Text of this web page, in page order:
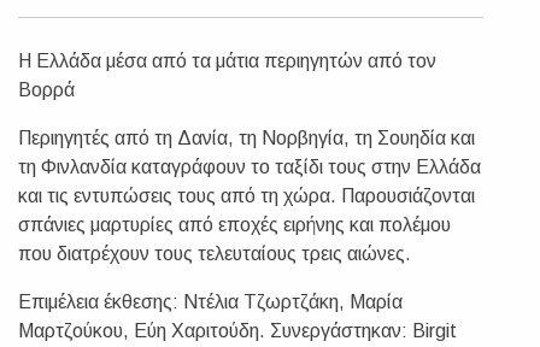
Η Ελλάδα μέσα από τα μάτια περιηγητών από τον
Βορρά
Περιηγητές από τη Δανία, τη Νορβηγία, τη Σουηδία και
τη Φινλανδία καταγράφουν το ταξίδι τους στην Ελλάδα
και τις εντυπώσεις τους από τη χώρα. Παρουσιάζονται
σπάνιες μαρτυρίες από εποχές ειρήνης και πολέμου
που διατρέχουν τους τελευταίους τρεις αιώνες.
Επιμέλεια έκθεσης: Ντέλια Τζωρτζάκη, Μαρία
Μαρτζούκου, Εύη Χαριτούδη. Συνεργάστηκαν: Birgit